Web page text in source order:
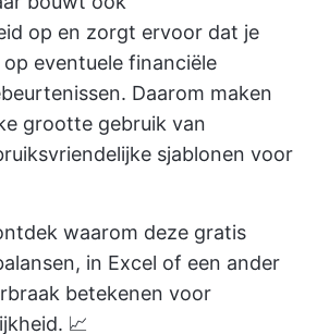
op en zorgt ervoor dat je
eventuele financiële
Daarom maken
grootte gebruik van
sjablonen voor
waarom deze gratis
in Excel of een ander
betekenen voor
📈